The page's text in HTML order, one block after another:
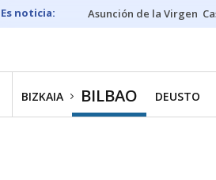
Asunción de la Virgen
BIZKAIA BILBAO DEUSTO